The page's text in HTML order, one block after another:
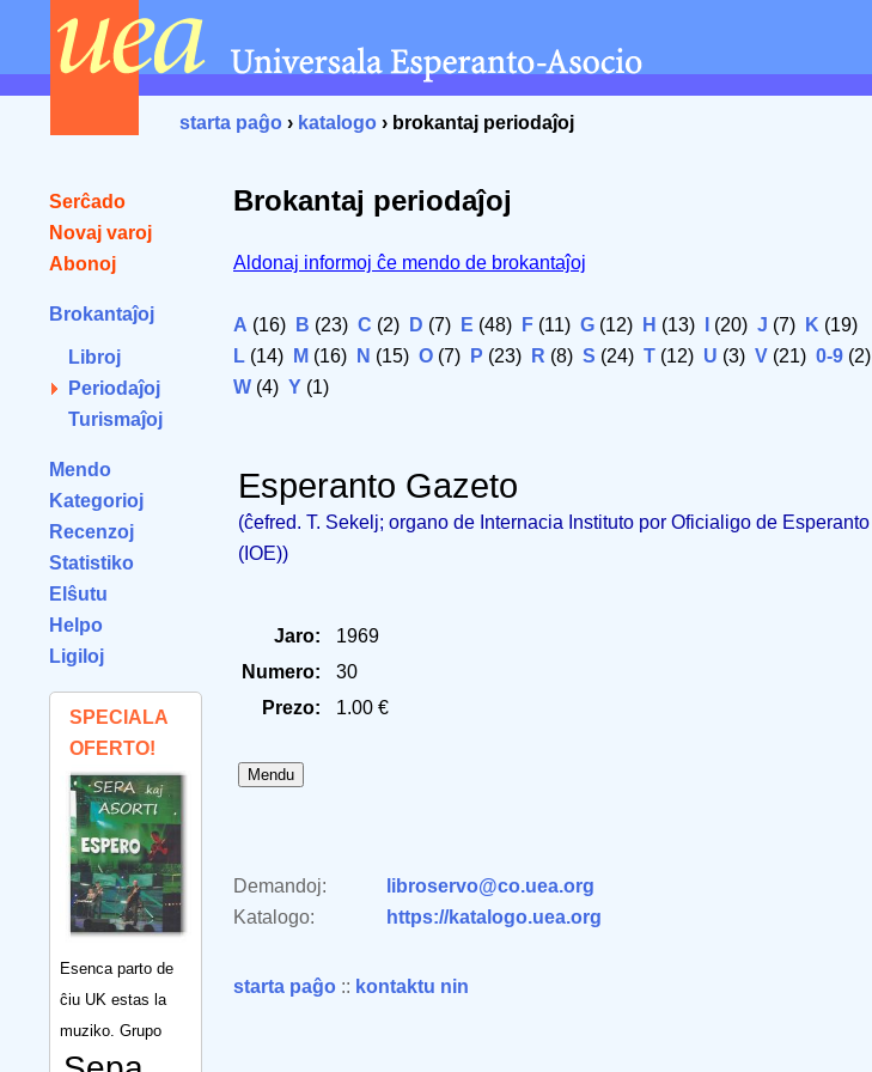
starta paĝo › katalogo › brokantaj periodaĵoj
Serĉado
Novaj varoj
Abonoj
Brokantaĵoj
Libroj
Periodaĵoj
Turismaĵoj
Mendo
Kategorioj
Recenzoj
Statistiko
Elŝutu
Helpo
Ligiloj
SPECIALA
OFERTO!
Esenca parto de
ĉiu UK estas la
muziko. Grupo
Brokantaj periodaĵoj
Aldonaj informoj ĉe mendo de brokantaĵoj
A (16) B (23) C (2) D (7) E (48) F (11) G (12) H (13) (20) J (7) K (19)
L (14) M (16) N (15) O (7) P (23) R (8) S (24) T (12) U (3) V (21) 0-9 (2)
W (4) Y (1)
Esperanto Gazeto
(ĉefred. T. Sekelj; organo de Internacia Instituto por Oficialigo de Esperanto
(IOE))
Jaro:
1969
Numero:
30
Prezo:
1.00 €
Demandoj:
libroservo@co.uea.org
Katalogo:
https://katalogo.uea.org
starta paĝo :: kontaktu nin